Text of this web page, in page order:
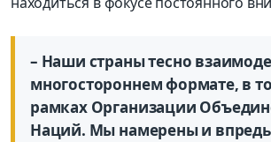
– Наши страны тесно
многостороннем формате, в
рамках Организации
Наций. Мы намерены и